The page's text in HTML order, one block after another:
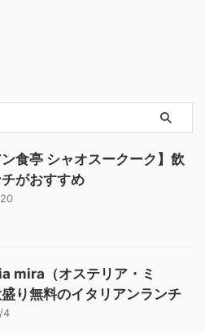
ン食亭 シャオスークーク】飲
がおすすめ
mira（オステリア・ミ
り無料のイタリアンランチ
4